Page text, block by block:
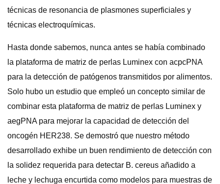
técnicas de resonancia de plasmones superficiales y
técnicas electroquímicas.
Hasta donde sabemos, nunca antes se había combinado
la plataforma de matriz de perlas Luminex con acpcPNA
para la detección de patógenos transmitidos por alimentos.
Solo hubo un estudio que empleó un concepto similar de
combinar esta plataforma de matriz de perlas Luminex y
aegPNA para mejorar la capacidad de detección del
oncogén HER238. Se demostró que nuestro método
desarrollado exhibe un buen rendimiento de detección con
la solidez requerida para detectar B. cereus añadido a
leche y lechuga encurtida como modelos para muestras de